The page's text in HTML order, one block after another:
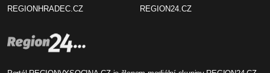
REGIONHRADEC.CZ REGION24.CZ